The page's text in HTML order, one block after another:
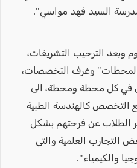
السيد فهد مواسي".
وبعد الترحيب التشريفات،
وغرف التخصصات،
في كل محطة ومحطة، الى
كالهندسة الطبية
عبّر الطلاب عن فرحتهم بشكل
التجارب العلمية والتي
والكيمياء".